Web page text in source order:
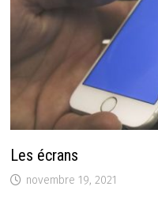
Les écrans
novembre 19, 2021